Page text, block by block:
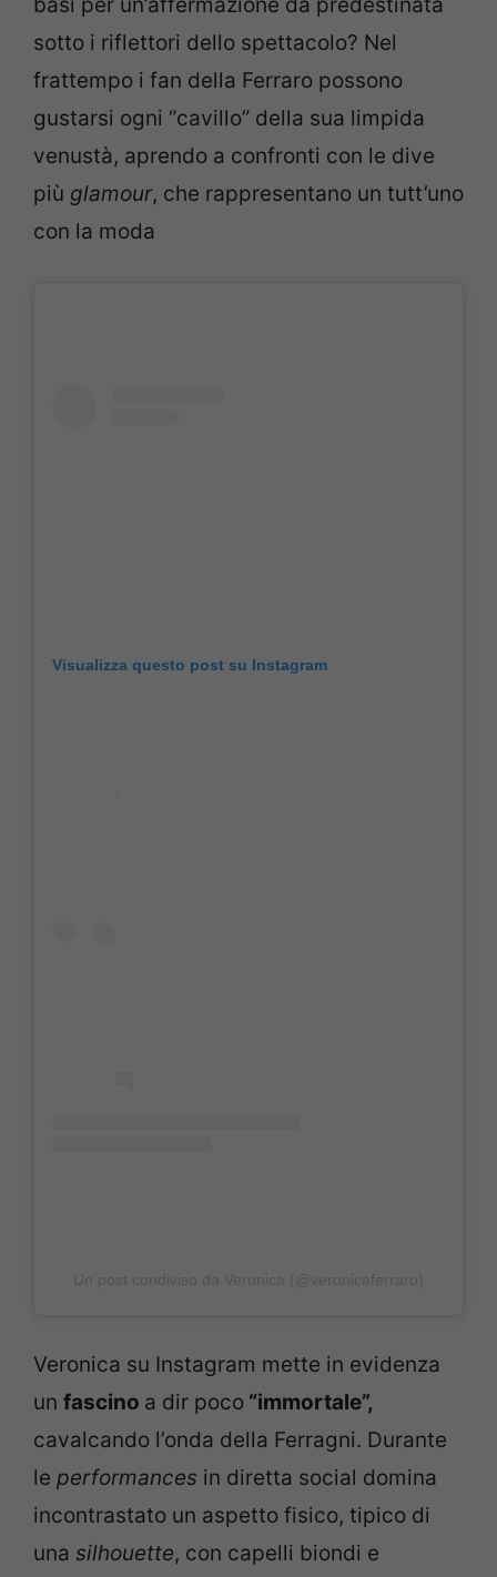
sotto i riflettori dello spettacolo? Nel
frattempo i fan della Ferraro possono
gustarsi ogni “cavillo” della sua limpida
venustà, aprendo a confronti con le dive
più glamour, che rappresentano un tutt’uno
con la moda
Visualizza questo post su Instagram
Veronica su Instagram mette in evidenza
un fascino a dir poco “immortale”,
cavalcando l’onda della Ferragni. Durante
le performances in diretta social domina
incontrastato un aspetto fisico, tipico di
una silhouette, con capelli biondi e